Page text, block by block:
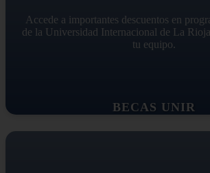
BECAS UNIR
Accede a importantes descuentos en
de la Universidad Internacional de La
tu equipo.